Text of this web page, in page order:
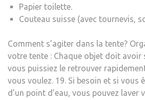
Papier toilette.
Couteau suisse (avec tournevis,
Comment s’agiter dans la tente?
votre tente : Chaque objet doit avoir
vous puissiez le retrouver
vous voulez. 19. Si besoin et si vous
d’un point d’eau, vous pouvez laver